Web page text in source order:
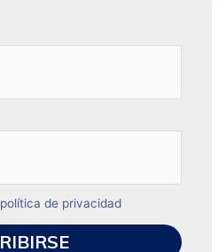
política de privacidad